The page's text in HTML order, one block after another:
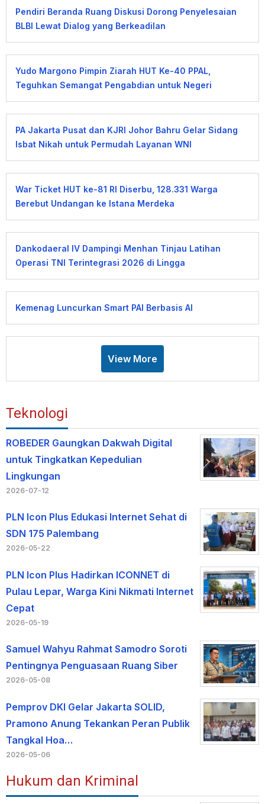
Pendiri Beranda Ruang Diskusi Dorong Penyelesaian
BLBI Lewat Dialog yang Berkeadilan
Yudo Margono Pimpin Ziarah HUT Ke-40 PPAL,
Teguhkan Semangat Pengabdian untuk Negeri
PA Jakarta Pusat dan KJRI Johor Bahru Gelar Sidang
Isbat Nikah untuk Permudah Layanan WNI
War Ticket HUT ke-81 RI Diserbu, 128.331 Warga
Berebut Undangan ke Istana Merdeka
Dankodaeral IV Dampingi Menhan Tinjau Latihan
Operasi TNI Terintegrasi 2026 di Lingga
Kemenag Luncurkan Smart PAI Berbasis AI
View More
Teknologi
ROBEDER Gaungkan Dakwah Digital
untuk Tingkatkan Kepedulian
Lingkungan
2026-07-12
PLN Icon Plus Edukasi Internet Sehat di
SDN 175 Palembang
2026-05-22
PLN Icon Plus Hadirkan ICONNET di
Pulau Lepar, Warga Kini Nikmati Internet
Cepat
2026-05-19
Samuel Wahyu Rahmat Samodro Soroti
Pentingnya Penguasaan Ruang Siber
2026-05-08
Pemprov DKI Gelar Jakarta SOLID,
Pramono Anung Tekankan Peran Publik
Tangkal Hoa…
2026-05-06
Hukum dan Kriminal